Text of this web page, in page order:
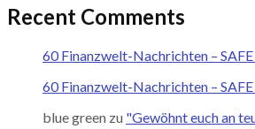
Recent Comments
60 Finanzwelt-Nachrichten –
60 Finanzwelt-Nachrichten –
blue green zu "Gewöhnt euch an